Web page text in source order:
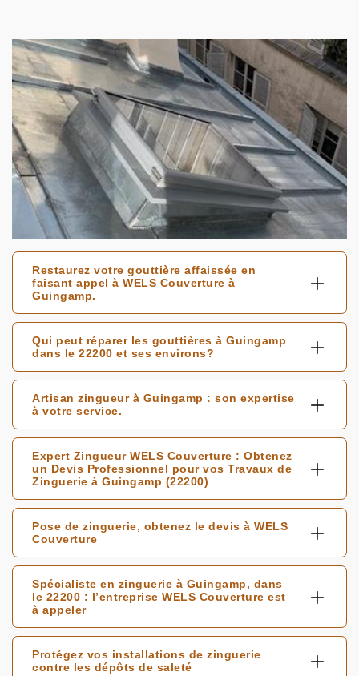
Restaurez votre gouttière affaissée en
faisant appel à WELS Couverture à
Guingamp.
Qui peut réparer les gouttières à Guingamp
dans le 22200 et ses environs?
Artisan zingueur à Guingamp : son expertise
à votre service.
Expert Zingueur WELS Couverture : Obtenez
un Devis Professionnel pour vos Travaux de
Zinguerie à Guingamp (22200)
Pose de zinguerie, obtenez le devis à WELS
Couverture
Spécialiste en zinguerie à Guingamp, dans
le 22200 : l’entreprise WELS Couverture est
à appeler
Protégez vos installations de zinguerie
contre les dépôts de saleté